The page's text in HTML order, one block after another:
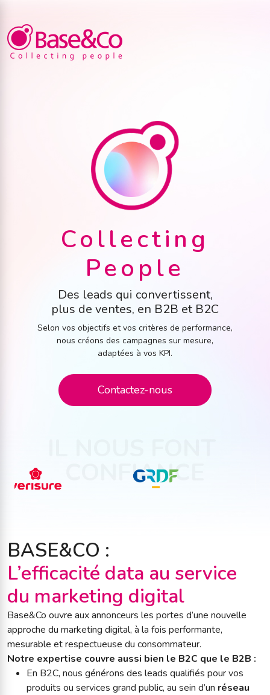
Collecting
People
Des leads qui convertissent,
plus de ventes, en B2B et B2C
Selon vos objectifs et vos critères de performance,
nous créons des campagnes sur mesure,
adaptées à vos KPI.
Contactez-nous
CONFIANCE
BASE&CO :
L’efficacité data au service
du marketing digital
Base&Co ouvre aux annonceurs les portes d’une nouvelle
approche du marketing digital, à la fois performante,
mesurable et respectueuse du consommateur.
Notre expertise couvre aussi bien le B2C que le B2B :
En B2C, nous générons des leads qualifiés pour vos
produits ou services grand public, au sein d’un réseau